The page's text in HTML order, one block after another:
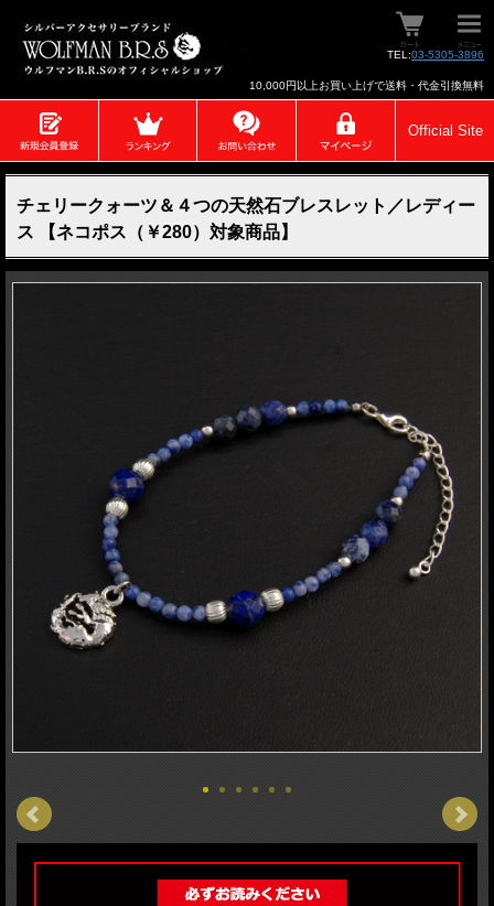
TEL:03-5305-3896
10,000円以上お買い上げで送料・代金引換無料
Official Site
チェリークォーツ＆４つの天然石ブレスレット／レディー
ス 【ネコポス（￥280）対象商品】